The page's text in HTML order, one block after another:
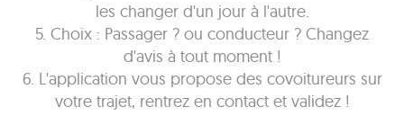
les changer d'un jour à l'autre.
5. Choix : Passager ? ou conducteur ? Changez
d'avis à tout moment !
6. L'application vous propose des covoitureurs sur
votre trajet, rentrez en contact et validez !